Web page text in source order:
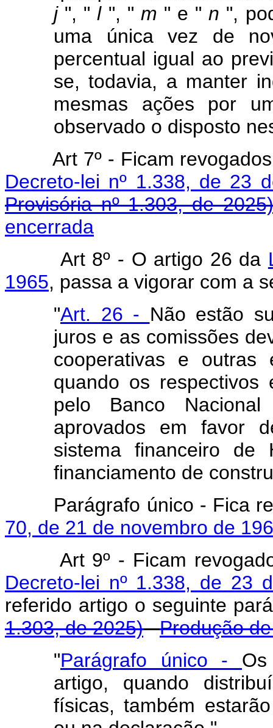
j ", "l ", " m " e "n ",
uma única vez de
percentual igual ao
se, todavia, a manter
mesmas ações por
observado o disposto
Art 7º - Ficam
Decreto-lei nº 1.338, de 23
Provisória nº 1.303, de 2025)
encerrada
Art 8º - O artigo 26 da
1965, passa a vigorar com a
"Art. 26 - Não estão
juros e as comissões
cooperativas e outras
quando os respectivos
pelo Banco
aprovados em favor
sistema financeiro de
financiamento de
Parágrafo único - Fica
70, de 21 de novembro de
Art 9º - Ficam
Decreto-lei nº 1.338, de 23
referido artigo o seguinte
1.303, de 2025)
Produção
"Parágrafo único -
artigo, quando
físicas, também